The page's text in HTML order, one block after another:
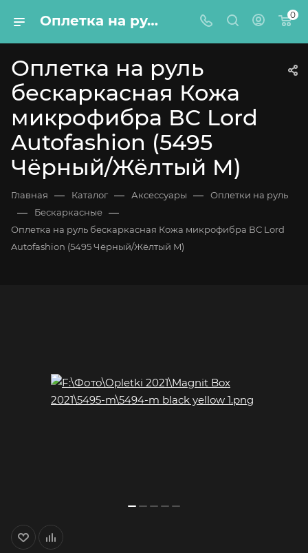
Оплетка на руль бескаркасная Кожа микрофибра ВС Lord Autofashion (5495 Чёрный/Жёлтый M) 0
Оплетка на руль
бескаркасная Кожа
микрофибра ВС Lord
Autofashion (5495
Чёрный/Жёлтый M)
Главная — Каталог — Аксессуары — Оплетки на руль
— Бескаркасные —
Оплетка на руль бескаркасная Кожа микрофибра ВС Lord
Autofashion (5495 Чёрный/Жёлтый M)